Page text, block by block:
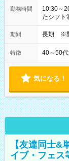
勤務時間
10:30～20:30 実働7～8時間／休憩1.5時
たシフト
可能
期間 長期 ※開
特徴 40～50
気になる！
【友達同士&
イブ・フェス